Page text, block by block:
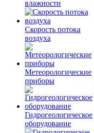
влажности
Скорость потока
воздуха
Метеорологические
приборы
Гидрогеологическое
оборудование